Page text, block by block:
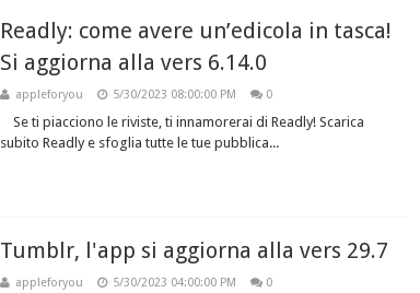
Readly: come avere un’edicola in tasca!
Si aggiorna alla vers 6.14.0
appleforyou 5/30/2023 08:00:00 PM 0
Se ti piacciono le riviste, ti innamorerai di Readly! Scarica
subito Readly e sfoglia tutte le tue pubblica...
Tumblr, l'app si aggiorna alla vers 29.7
appleforyou 5/30/2023 04:00:00 PM 0